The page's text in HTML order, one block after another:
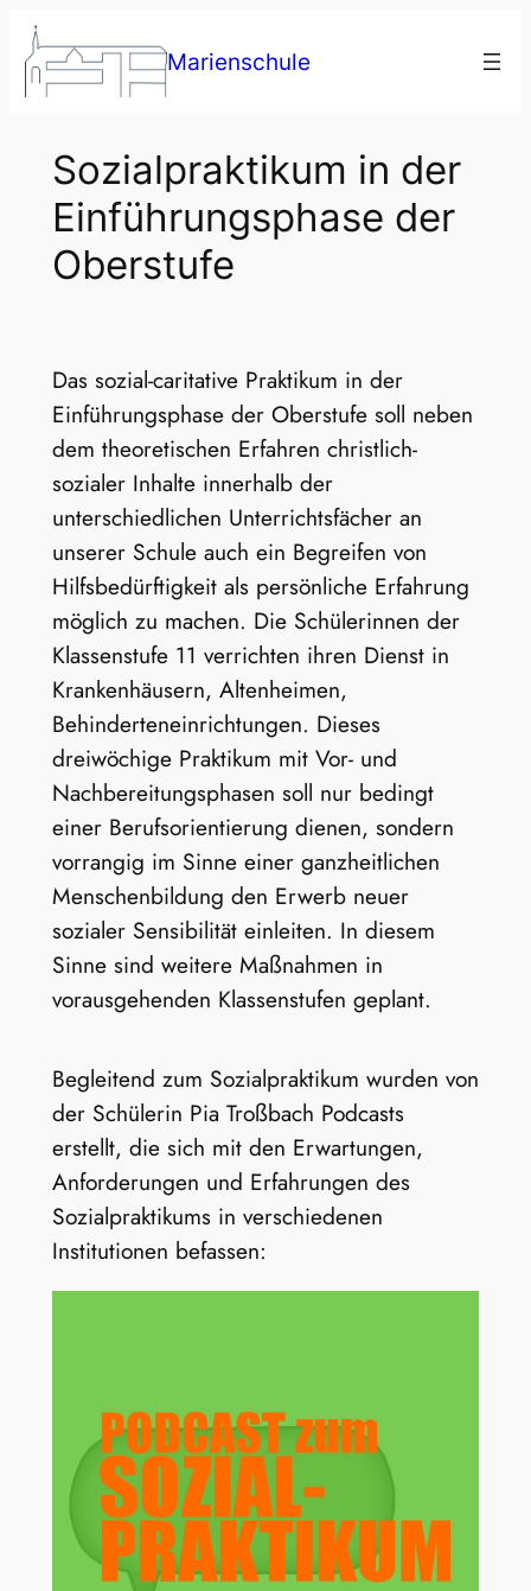
Zum
Inhalt
springen
Marienschule
Sozialpraktikum in der
Einführungsphase der
Oberstufe
Das sozial-caritative Praktikum in der
Einführungsphase der Oberstufe soll neben
dem theoretischen Erfahren christlich-
sozialer Inhalte innerhalb der
unterschiedlichen Unterrichtsfächer an
unserer Schule auch ein Begreifen von
Hilfsbedürftigkeit als persönliche Erfahrung
möglich zu machen. Die Schülerinnen der
Klassenstufe 11 verrichten ihren Dienst in
Krankenhäusern, Altenheimen,
Behinderteneinrichtungen. Dieses
dreiwöchige Praktikum mit Vor- und
Nachbereitungsphasen soll nur bedingt
einer Berufsorientierung dienen, sondern
vorrangig im Sinne einer ganzheitlichen
Menschenbildung den Erwerb neuer
sozialer Sensibilität einleiten. In diesem
Sinne sind weitere Maßnahmen in
vorausgehenden Klassenstufen geplant.
Begleitend zum Sozialpraktikum wurden von
der Schülerin Pia Troßbach Podcasts
erstellt, die sich mit den Erwartungen,
Anforderungen und Erfahrungen des
Sozialpraktikums in verschiedenen
Institutionen befassen: